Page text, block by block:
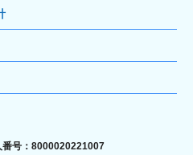
市
番号：8000020221007